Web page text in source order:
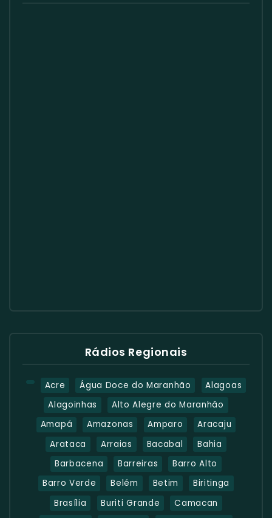
Rádios Regionais
Acre Água Doce do Maranhão
Alagoas
Alagoinhas
Alto Alegre do Maranhão
Amapá
Amazonas Amparo
Aracaju
Arataca
Arraias Bacabal
Bahia
Barbacena
Barreiras
Barro Alto
Barro Verde
Belém Betim
Biritinga
Brasília
Buriti Grande
Camacan